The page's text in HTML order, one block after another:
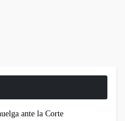
ante la Corte